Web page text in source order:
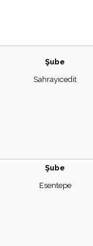
Şube
Sahrayıcedit
Şube
Esentepe